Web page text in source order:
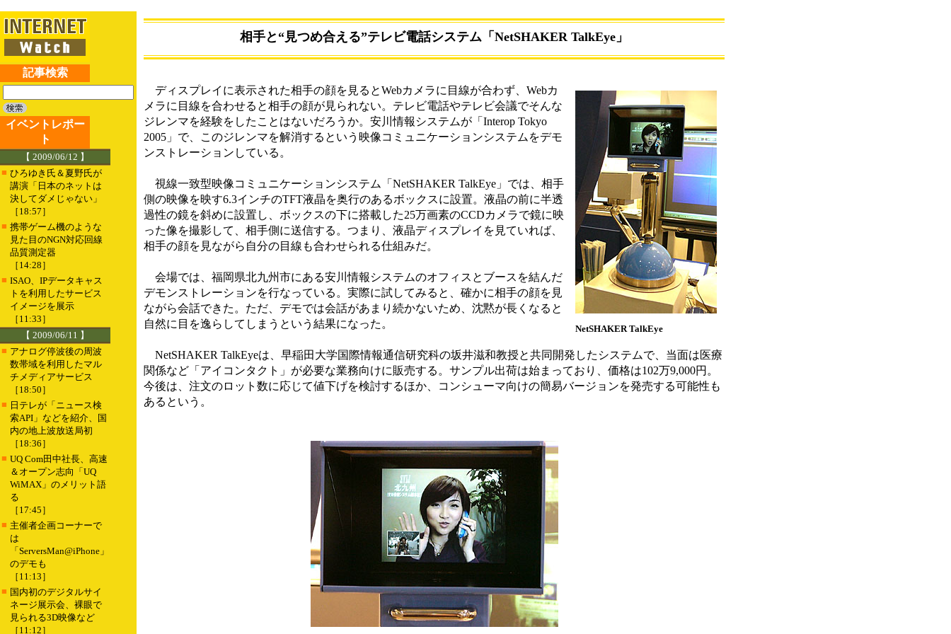
記事検索
イベントレポー
ト
【 2009/06/12 】
■ ひろゆき氏＆夏野氏が
講演「日本のネットは
決してダメじゃない」
［18:57］
■ 携帯ゲーム機のような
見た目のNGN対応回線
品質測定器
［14:28］
■ ISAO、IPデータキャス
トを利用したサービス
イメージを展示
［11:33］
【 2009/06/11 】
■ アナログ停波後の周波
数帯域を利用したマル
チメディアサービス
［18:50］
■ 日テレが「ニュース検
索API」などを紹介、国
内の地上波放送局初
［18:36］
■ UQ Com田中社長、高速
＆オープン志向「UQ
WiMAX」のメリット語
る
［17:45］
■ 主催者企画コーナーで
は
「ServersMan@iPhone」
のデモも
［11:13］
■ 国内初のデジタルサイ
ネージ展示会、裸眼で
見られる3D映像など
［11:12］
相手と“見つめ合える”テレビ電話システム「NetSHAKER TalkEye」
NetSHAKER TalkEye
ディスプレイに表示された相手の顔を見るとWebカメラに目線が合わず、Webカ
メラに目線を合わせると相手の顔が見られない。テレビ電話やテレビ会議でそんな
ジレンマを経験をしたことはないだろうか。安川情報システムが「Interop Tokyo
2005」で、このジレンマを解消するという映像コミュニケーションシステムをデモ
ンストレーションしている。
視線一致型映像コミュニケーションシステム「NetSHAKER TalkEye」では、相手
側の映像を映す6.3インチのTFT液晶を奥行のあるボックスに設置。液晶の前に半透
過性の鏡を斜めに設置し、ボックスの下に搭載した25万画素のCCDカメラで鏡に映
った像を撮影して、相手側に送信する。つまり、液晶ディスプレイを見ていれば、
相手の顔を見ながら自分の目線も合わせられる仕組みだ。
会場では、福岡県北九州市にある安川情報システムのオフィスとブースを結んだ
デモンストレーションを行なっている。実際に試してみると、確かに相手の顔を見
ながら会話できた。ただ、デモでは会話があまり続かないため、沈黙が長くなると
自然に目を逸らしてしまうという結果になった。
NetSHAKER TalkEyeは、早稲田大学国際情報通信研究科の坂井滋和教授と共同開発したシステムで、当面は医療
関係など「アイコンタクト」が必要な業務向けに販売する。サンプル出荷は始まっており、価格は102万9,000円。
今後は、注文のロット数に応じて値下げを検討するほか、コンシューマ向けの簡易バージョンを発売する可能性も
あるという。